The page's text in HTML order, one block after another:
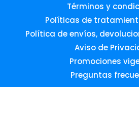
Términos y
Políticas de
Política de envíos,
Aviso de
Promociones
Preguntas